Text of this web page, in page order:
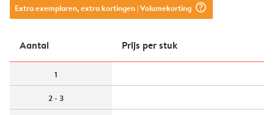
Extra exemplaren, extra kortingen| Volumekorting question_mark_circle
Aantal Prijs per stuk
1
2 - 3